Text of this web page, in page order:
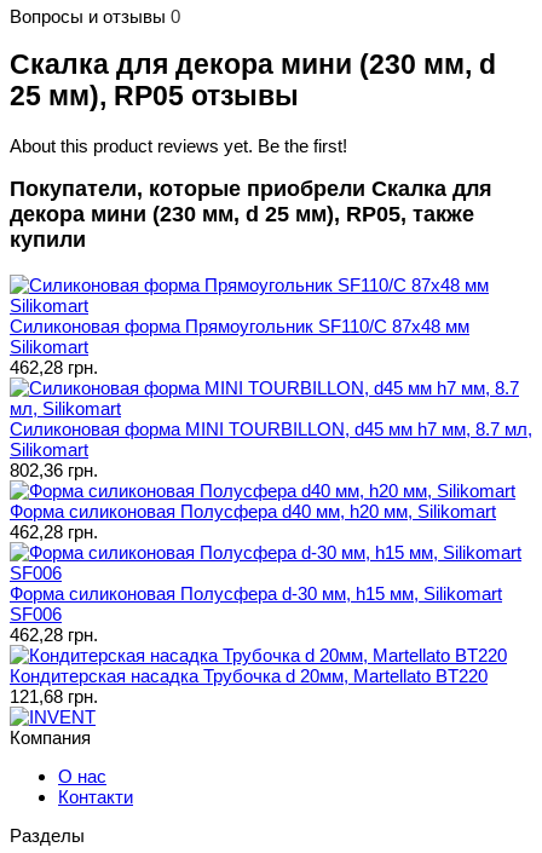
Вопросы и отзывы 0
Скалка для декора мини (230 мм, d
25 мм), RP05 отзывы
About this product reviews yet. Be the first!
Покупатели, которые приобрели Скалка для
декора мини (230 мм, d 25 мм), RP05, также
купили
Силиконовая форма Прямоугольник SF110/C 87х48 мм
Silikomart
462,28 грн.
Силиконовая форма MINI TOURBILLON, d45 мм h7 мм, 8.7 мл,
Silikomart
802,36 грн.
Форма силиконовая Полусфера d40 мм, h20 мм, Silikomart
462,28 грн.
Форма силиконовая Полусфера d-30 мм, h15 мм, Silikomart
SF006
462,28 грн.
Кондитерская насадка Трубочка d 20мм, Martellato BT220
121,68 грн.
Компания
О нас
Контакти
Разделы